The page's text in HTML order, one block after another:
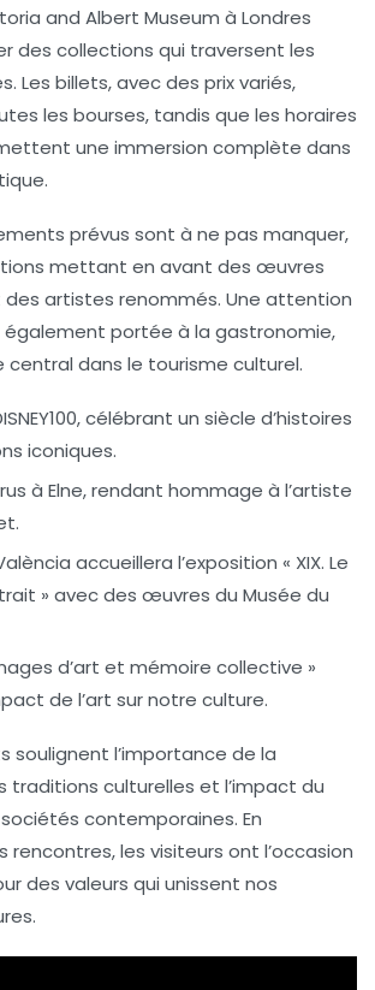
and Albert Museum à Londres
des collections qui traversent les
Les billets, avec des prix variés,
les bourses, tandis que les horaires
une immersion complète dans
prévus sont à ne pas manquer,
mettant en avant des œuvres
artistes renommés. Une attention
également portée à la gastronomie,
central dans le tourisme culturel.
, célébrant un siècle d’histoires
iconiques.
à Elne, rendant hommage à l’artiste
.
accueillera l’exposition « XIX. Le
» avec des œuvres du Musée du
d’art et mémoire collective »
de l’art sur notre culture.
soulignent l’importance de la
traditions culturelles et l’impact du
contemporaines. En
les visiteurs ont l’occasion
des valeurs qui unissent nos